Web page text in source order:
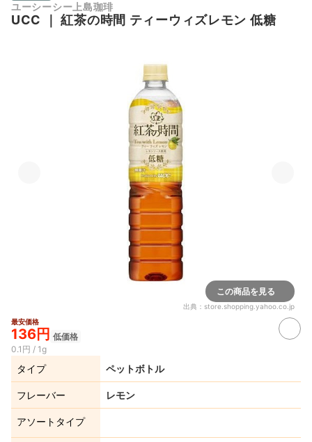
ユーシーシー上島珈琲
UCC ｜紅茶の時間 ティーウィズレモン 低糖
この商品を見る
出典： store.shopping.yahoo.co.jp
最安価格
136円 低価格
0.1円 / 1g
タイプ ペットボトル
フレーバー レモン
アソートタイプ